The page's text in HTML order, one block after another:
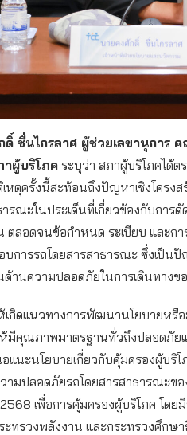
ดิ์ ชื่นไกรลาศ ผู้ช่วยเลขานุการ
ผู้บริโภค ระบุว่า สภาผู้บริโภคได้
หตุครั้งนี้สะท้อนถึงปัญหาเชิงโครง
ารณะในประเด็นที่เกี่ยวข้องกับการ
ตลอดจนข้อกำหนด ระเบียบ และ
บการรถโดยสารสาธารณะ ซึ่งเป็
ด้านความปลอดภัยในการเดิ
เกิดแนวทางการพัฒนานโยบายหรื
มีคุณภาพมาตรฐานทั่วถึงปลอดภัย
อแนะนโยบายเกี่ยวกับคุ้มครองผู้บ
ามปลอดภัยรถโดยสารสาธารณะข
เพื่อการคุ้มครองผู้บริโภค โดย
ทรวงพลังงาน และกระทรวงศึกษา